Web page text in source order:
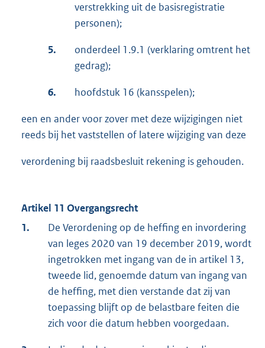
verstrekking uit de basisregistratie
personen);
5.
onderdeel 1.9.1 (verklaring omtrent het
gedrag);
6. hoofdstuk 16 (kansspelen);
een en ander voor zover met deze wijzigingen niet
reeds bij het vaststellen of latere wijziging van deze
verordening bij raadsbesluit rekening is gehouden.
Artikel 11 Overgangsrecht
1.
De Verordening op de heffing en invordering
van leges 2020 van 19 december 2019, wordt
ingetrokken met ingang van de in artikel 13,
tweede lid, genoemde datum van ingang van
de heffing, met dien verstande dat zij van
toepassing blijft op de belastbare feiten die
zich voor die datum hebben voorgedaan.